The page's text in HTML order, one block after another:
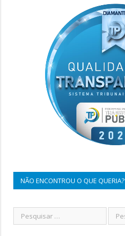
NÃO ENCONTROU O QUE QUERIA?